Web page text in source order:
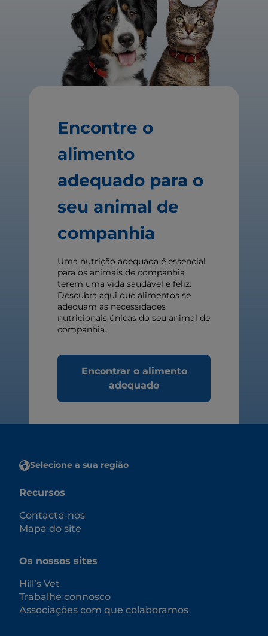
Encontre o
alimento
adequado para o
seu animal de
companhia
Uma nutrição adequada é essencial
para os animais de companhia
terem uma vida saudável e feliz.
Descubra aqui que alimentos se
adequam às necessidades
nutricionais únicas do seu animal de
companhia.
Encontrar o alimento
adequado
Selecione a sua região
Recursos
Contacte-nos
Mapa do site
Os nossos sites
Hill’s Vet
Trabalhe connosco
Associações com que colaboramos